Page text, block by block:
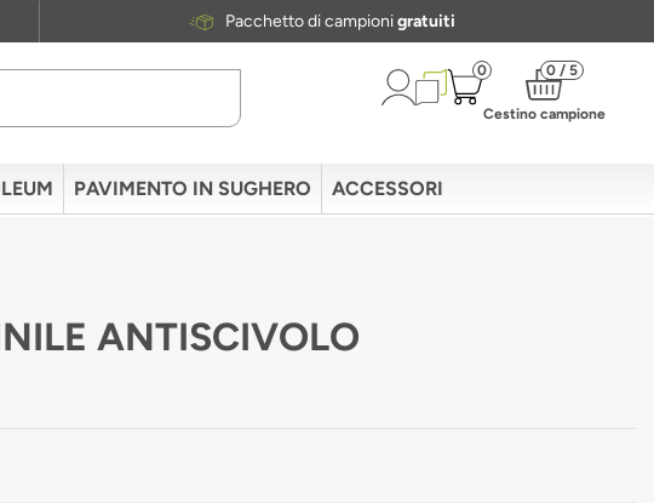
Pacchetto di campionigratuiti
0 0 / 5
Cestino campione
PAVIMENTO IN SUGHERO ACCESSORI
ANTISCIVOLO